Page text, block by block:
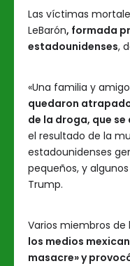
Las víctimas
LeBarón, formada
estadounidenses,
«Una familia y
quedaron
de la droga, que
el resultado de la
estadounidenses
pequeños, y
Trump.
Varios miembros de
los medios
masacre» y